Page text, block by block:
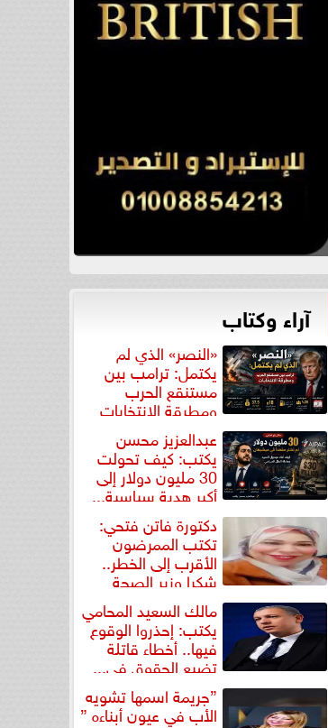
آراء وكتاب
«النصر» الذي لم
يكتمل: ترامب بين
مستنقع الحرب
ومطرقة الانتخابات
عبدالعزيز محسن
يكتب: كيف تحولت
30 مليون دولار إلى
أكبر هدية سياسية...
دكتورة فاتن فتحي:
تكتب الممرضون
الأقرب إلى الخطر..
شكرا وزير الصحة
لتكريم... مالك السعيد المحامي
يكتب: إحذروا الوقوع
فيها.. أخطاء قاتلة
تضيع الحقوق في...
”جريمة اسمها تشويه
الأب في عيون أبناءه ”